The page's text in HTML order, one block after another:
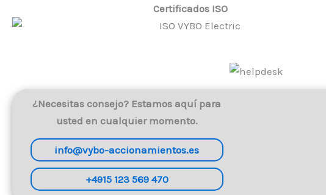
Certificados ISO
¿Necesitas consejo? Estamos aquí para
usted en cualquier momento.
info@vybo-accionamientos.es
+4915 123 569 470